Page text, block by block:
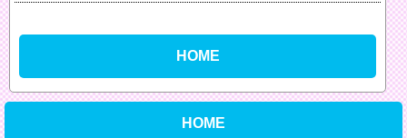
HOME
HOME